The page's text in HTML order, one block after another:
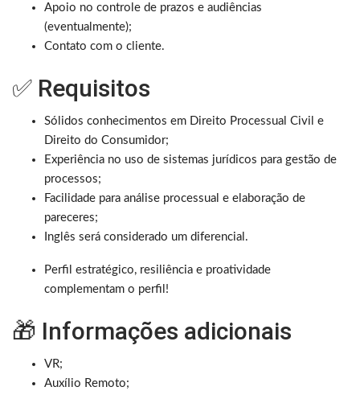
Apoio no controle de prazos e audiências
(eventualmente);
Contato com o cliente.
✅ Requisitos
Sólidos conhecimentos em Direito Processual Civil e
Direito do Consumidor;
Experiência no uso de sistemas jurídicos para gestão de
processos;
Facilidade para análise processual e elaboração de
pareceres;
Inglês será considerado um diferencial.
Perfil estratégico, resiliência e proatividade
complementam o perfil!
🎁 Informações adicionais
VR;
Auxílio Remoto;